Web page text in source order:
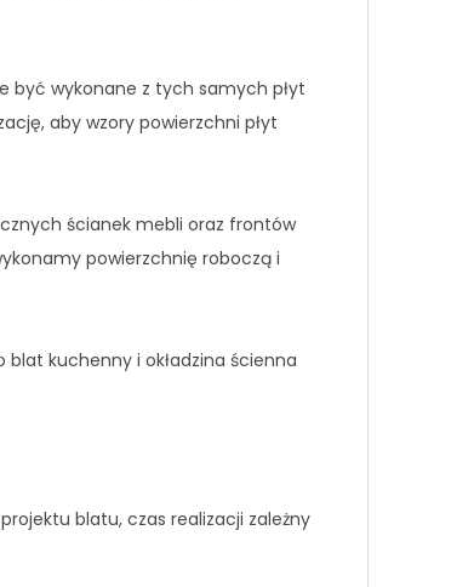
być wykonane z tych samych płyt
aby wzory powierzchni płyt
ścianek mebli oraz frontów
powierzchnię roboczą i
kuchenny i okładzina ścienna
blatu, czas realizacji zależny